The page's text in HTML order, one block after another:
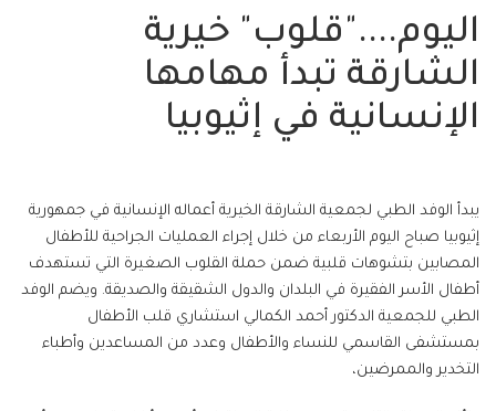
اليوم...."قلوب" خيرية
الشارقة تبدأ مهامها
الإنسانية في إثيوبيا
يبدأ الوفد الطبي لجمعية الشارقة الخيرية أعماله الإنسانية في جمهورية
إثيوبيا صباح اليوم الأربعاء من خلال إجراء العمليات الجراحية للأطفال
المصابين بتشوهات قلبية ضمن حملة القلوب الصغيرة التي تستهدف
أطفال الأسر الفقيرة في البلدان والدول الشقيقة والصديقة. ويضم الوفد
الطبي للجمعية الدكتور أحمد الكمالي استشاري قلب الأطفال
بمستشفى القاسمي للنساء والأطفال وعدد من المساعدين وأطباء
التخدير والممرضين،